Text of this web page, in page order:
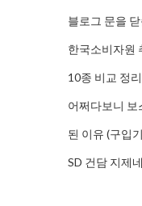
블로그 문을
한국소비자원
10종 비교 정리
어쩌다보니 보
된 이유 (구입
SD 건담 지제